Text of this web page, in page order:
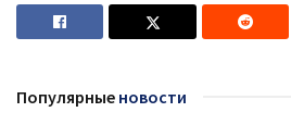
Популярные новости